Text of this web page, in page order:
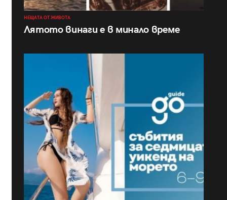
НЕЩАТА ОТ ЖИВОТА
Лятото винаги е в минало време